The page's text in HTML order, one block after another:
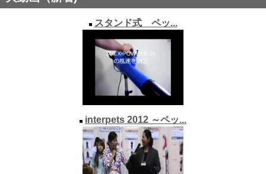
スタンド式 ペッ...
interpets 2012 ～ペッ...